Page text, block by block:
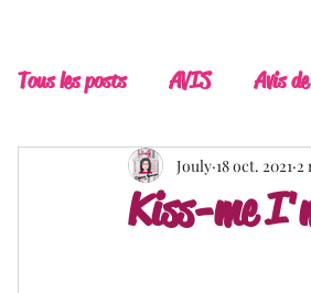
Tous les posts AVIS Avis
Belle Découverte
Kiss-me
Jouly 18 oct. 2021 2